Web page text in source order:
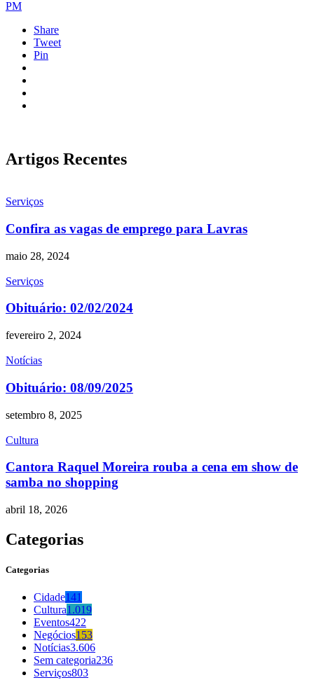
PM
Share
Tweet
Pin
Artigos Recentes
Serviços
Confira as vagas de emprego para Lavras
maio 28, 2024
Serviços
Obituário: 02/02/2024
fevereiro 2, 2024
Notícias
Obituário: 08/09/2025
setembro 8, 2025
Cultura
Cantora Raquel Moreira rouba a cena em show de
samba no shopping
abril 18, 2026
Categorias
Categorias
Cidade141
Cultura1.019
Eventos422
Negócios153
Notícias3.606
Sem categoria236
Serviços803